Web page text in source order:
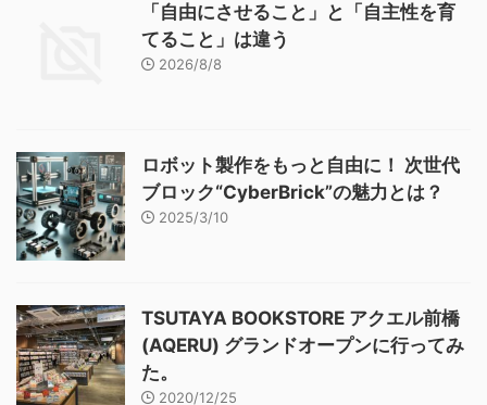
「自由にさせること」と「自主性を育
てること」は違う
2026/8/8
ロボット製作をもっと自由に！ 次世代
ブロック“CyberBrick”の魅力とは？
2025/3/10
TSUTAYA BOOKSTORE アクエル前橋
(AQERU) グランドオープンに行ってみ
た。
2020/12/25